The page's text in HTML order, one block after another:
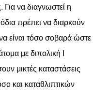
να διαγνωστεί η
πρέπει να διαρκούν
είναι τόσο σοβαρά ώστε
με διπολική Ι
μικτές καταστάσεις
και καταθλιπτικών